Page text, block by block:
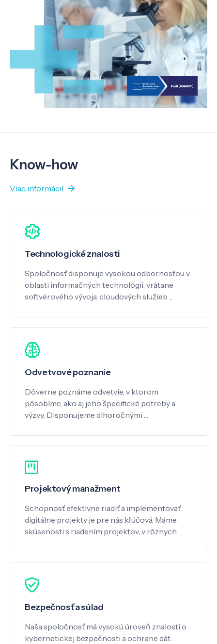
Know-how
Viac informácií
Technologické znalosti
Spoločnosť disponuje vysokou odbornosťou v
oblasti informačných technológií, vrátane
softvérového vývoja, cloudových služieb ...
Odvetvové poznanie
Dôverne poznáme odvetvie, v ktorom
pôsobíme, ako aj jeho špecifické potreby a
výzvy. Disponujeme dlhoročnými …
Projektový manažment
Schopnosť efektívne riadiť a implementovať
digitálne projekty je pre nás kľúčová. Máme
skúsenosti s riadením projektov, v rôznych …
Bezpečnosť a súlad
Naša spoločnosť má vysokú úroveň znalostí o
kybernetickej bezpečnosti a ochrane dát.